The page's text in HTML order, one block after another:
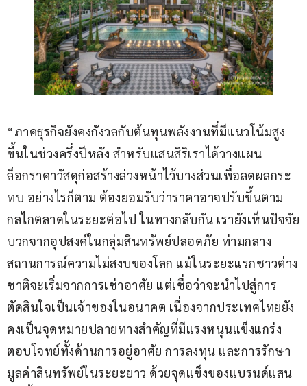
“ภาคธุรกิจยังคงกังวลกับต้นทุนพลังงานที่มีแนวโน้มสูง
ขึ้นในช่วงครึ่งปีหลัง สำหรับแสนสิริเราได้วางแผน
ล็อกราคาวัสดุก่อสร้างล่วงหน้าไว้บางส่วนเพื่อลดผลกระ
ทบ อย่างไรก็ตาม ต้องยอมรับว่าราคาอาจปรับขึ้นตาม
กลไกตลาดในระยะต่อไป ในทางกลับกัน เรายังเห็นปัจจัย
บวกจากอุปสงค์ในกลุ่มสินทรัพย์ปลอดภัย ท่ามกลาง
สถานการณ์ความไม่สงบของโลก แม้ในระยะแรกชาวต่าง
ชาติจะเริ่มจากการเช่าอาศัย แต่เชื่อว่าจะนำไปสู่การ
ตัดสินใจเป็นเจ้าของในอนาคต เนื่องจากประเทศไทยยัง
คงเป็นจุดหมายปลายทางสำคัญที่มีแรงหนุนแข็งแกร่ง
ตอบโจทย์ทั้งด้านการอยู่อาศัย การลงทุน และการรักษา
มูลค่าสินทรัพย์ในระยะยาว ด้วยจุดแข็งของแบรนด์แสน